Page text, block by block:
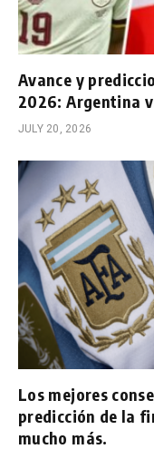
Avance y
2026: Argentina
JULY 20, 2026
Los mejores
predicción de la
mucho más.